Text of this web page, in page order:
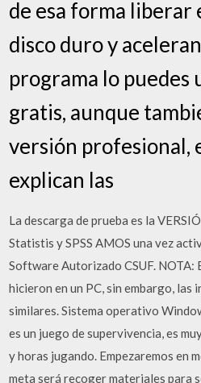
de esa forma liberar
disco duro y
programa lo
gratis, aunque
versión profesional,
explican las
La descarga de prueba es la
Statistis y SPSS AMOS una vez
Software Autorizado CSUF. NOTA:
hicieron en un PC, sin embargo, las
similares. Sistema operativo
es un juego de supervivencia, es
y horas jugando. Empezaremos en
meta será recoger materiales para